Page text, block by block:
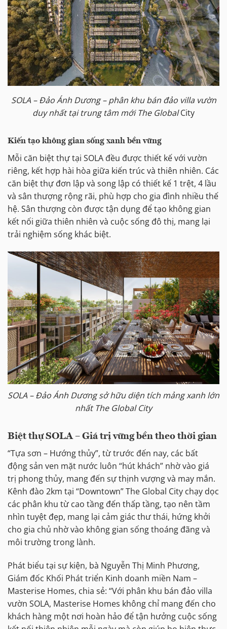
SOLA – Đảo Ánh Dương – phân khu bán đảo villa vườn
duy nhất tại trung tâm mới The GlobalCity
Kiến tạo không gian sống xanh bền vững
Mỗi căn biệt thự tại SOLA đều được thiết kế với vườn
riêng, kết hợp hài hòa giữa kiến trúc và thiên nhiên. Các
căn biệt thự đơn lập và song lập có thiết kế 1 trệt, 4 lầu
và sân thượng rộng rãi, phù hợp cho gia đình nhiều thế
hệ. Sân thượng còn được tận dụng để tạo không gian
kết nối giữa thiên nhiên và cuộc sống đô thị, mang lại
trải nghiệm sống khác biệt.
SOLA – Đảo Ánh Dương sở hữu diện tích mảng xanh lớn
nhất The Global City
Biệt thự SOLA – Giá trị vững bền theo thời gian
“Tựa sơn – Hướng thủy”, từ trước đến nay, các bất
động sản ven mặt nước luôn “hút khách” nhờ vào giá
trị phong thủy, mang đến sự thịnh vượng và may mắn.
Kênh đào 2km tại “Downtown” The Global City chạy dọc
các phân khu từ cao tầng đến thấp tầng, tạo nên tầm
nhìn tuyệt đẹp, mang lại cảm giác thư thái, hứng khởi
cho gia chủ nhờ vào không gian sống thoáng đãng và
môi trường trong lành.
Phát biểu tại sự kiện, bà Nguyễn Thị Minh Phương,
Giám đốc Khối Phát triển Kinh doanh miền Nam –
Masterise Homes, chia sẻ: “Với phân khu bán đảo villa
vườn SOLA, Masterise Homes không chỉ mang đến cho
khách hàng một nơi hoàn hảo để tận hưởng cuộc sống